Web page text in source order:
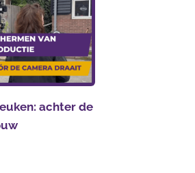
achter de